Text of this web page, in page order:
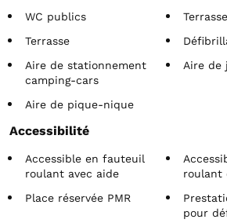
WC publics
Terrasse
Aire de stationnement
camping-cars
Aire de
Aire de pique-nique
Accessibilité
Accessible en fauteuil
roulant avec aide
roulant
Place réservée PMR
pour